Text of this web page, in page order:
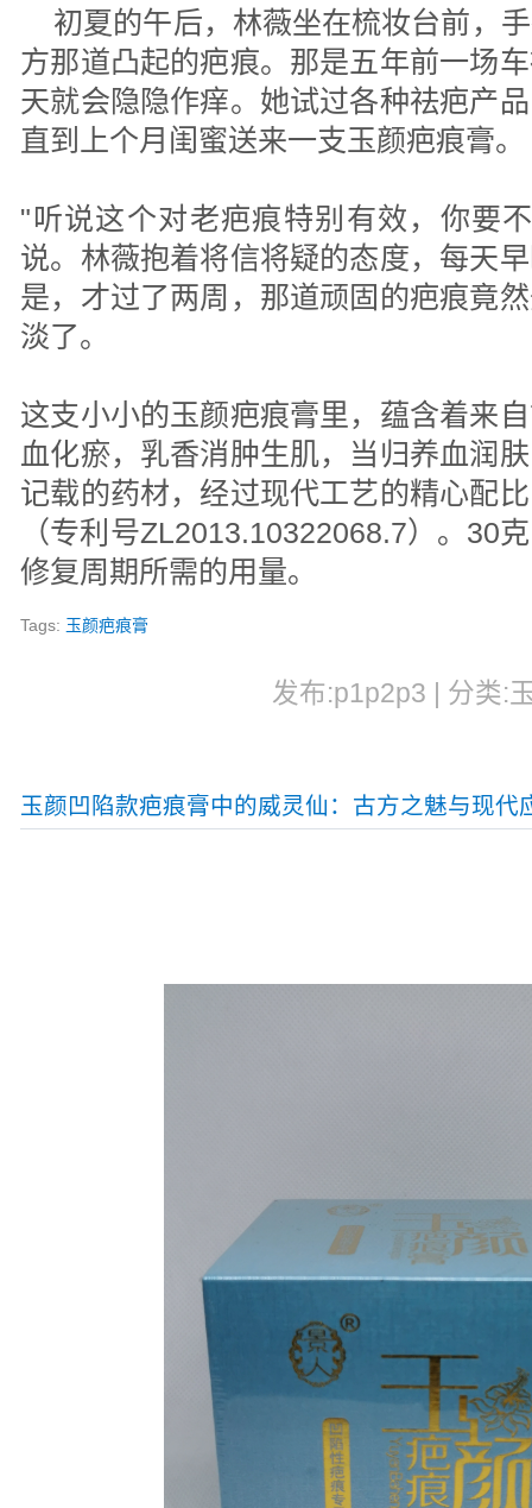
初夏的午后，林薇坐在梳妆台前，
方那道凸起的疤痕。那是五年前一场
天就会隐隐作痒。她试过各种祛疤产
直到上个月闺蜜送来一支玉颜疤痕膏。
"听说这个对老疤痕特别有效，你要
说。林薇抱着将信将疑的态度，每天
是，才过了两周，那道顽固的疤痕竟
淡了。
这支小小的玉颜疤痕膏里，蕴含着来
血化瘀，乳香消肿生肌，当归养血润
记载的药材，经过现代工艺的精心配
（专利号ZL2013.10322068.7）。30
修复周期所需的用量。
Tags: 玉颜疤痕膏
发布:p1p2p3 | 分类:
玉颜凹陷款疤痕膏中的威灵仙：古方之魅与现代